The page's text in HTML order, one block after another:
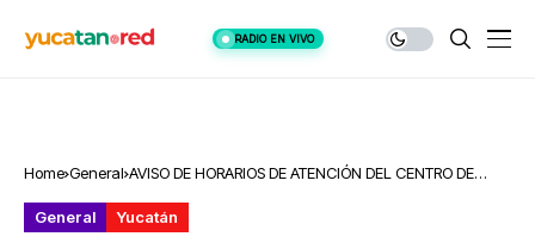
RADIO EN VIVO
Home General AVISO DE HORARIOS DE ATENCIÓN DEL CENTRO DE
DECEMBRINO
General Yucatán